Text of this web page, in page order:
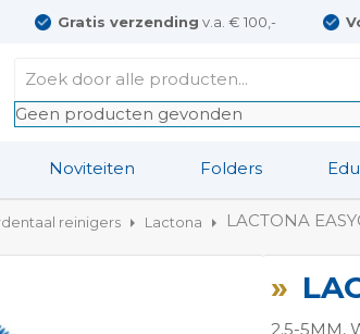
Gratis verzending v.a. € 100,-
Geen producten gevonden
Noviteiten Folders
reinigers Lactona LACTONA
2.5-5MM,